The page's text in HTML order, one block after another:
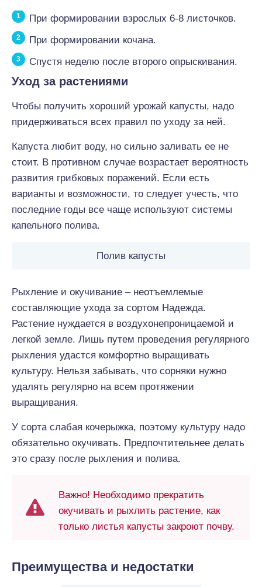
При формировании взрослых 6-8 листочков.
При формировании кочана.
Спустя неделю после второго опрыскивания.
Уход за растениями
Чтобы получить хороший урожай капусты, надо
придерживаться всех правил по уходу за ней.
Капуста любит воду, но сильно заливать ее не
стоит. В противном случае возрастает вероятность
развития грибковых поражений. Если есть
варианты и возможности, то следует учесть, что
последние годы все чаще используют системы
капельного полива.
Полив капусты
Рыхление и окучивание – неотъемлемые
составляющие ухода за сортом Надежда.
Растение нуждается в воздухонепроницаемой и
легкой земле. Лишь путем проведения регулярного
рыхления удастся комфортно выращивать
культуру. Нельзя забывать, что сорняки нужно
удалять регулярно на всем протяжении
выращивания.
У сорта слабая кочерыжка, поэтому культуру надо
обязательно окучивать. Предпочтительнее делать
это сразу после рыхления и полива.
Важно! Необходимо прекратить
окучивать и рыхлить растение, как
только листья капусты закроют почву.
Преимущества и недостатки